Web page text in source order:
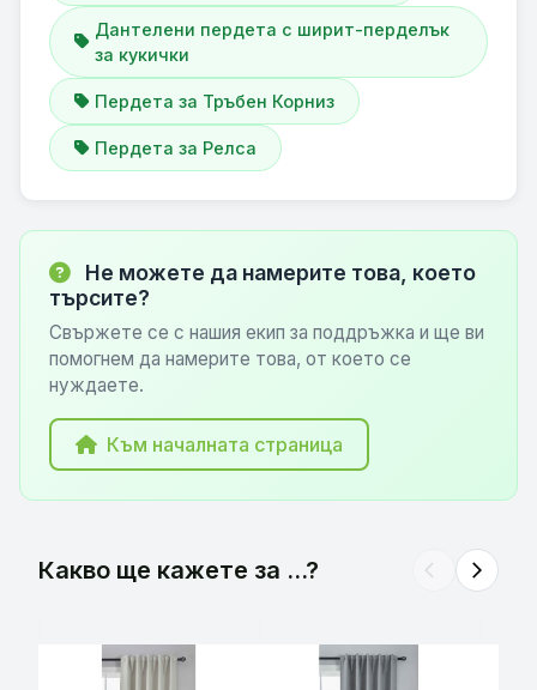
Дантелени пердета с ширит-перделък
за кукички
Пердета за Тръбен Корниз
Пердета за Релса
Не можете да намерите това, което
търсите?
Свържете се с нашия екип за поддръжка и ще ви
помогнем да намерите това, от което се
нуждаете.
Към началната страница
Какво ще кажете за ...? arrow_back_ios arrow_forward_ios